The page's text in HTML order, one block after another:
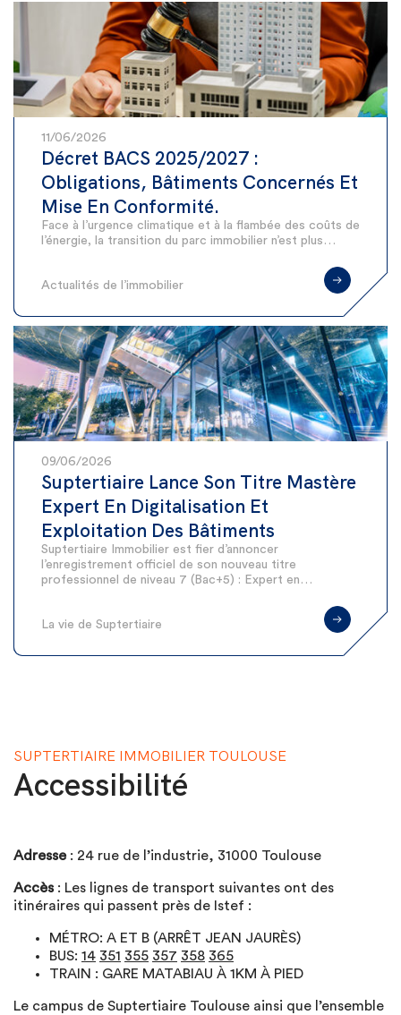
11/06/2026
Décret BACS 2025/2027 :
Obligations, Bâtiments Concernés Et
Mise En Conformité.
Face à l’urgence climatique et à la flambée des coûts de
l’énergie, la transition du parc immobilier n’est plus…
Actualités de l’immobilier
09/06/2026
Suptertiaire Lance Son Titre Mastère
Expert En Digitalisation Et
Exploitation Des Bâtiments
Suptertiaire Immobilier est fier d’annoncer
l’enregistrement officiel de son nouveau titre
professionnel de niveau 7 (Bac+5) : Expert en…
La vie de Suptertiaire
SUPTERTIAIRE IMMOBILIER TOULOUSE
Accessibilité
Adresse: 24 rue de l’industrie, 31000 Toulouse
Accès: Les lignes de transport suivantes ont des
itinéraires qui passent près de Istef :
MÉTRO: A ET B (ARRÊT JEAN JAURÈS)
BUS: 14 351 355 357 358 365
TRAIN : GARE MATABIAU À 1KM À PIED
Le campus de Suptertiaire Toulouse ainsi que l’ensemble